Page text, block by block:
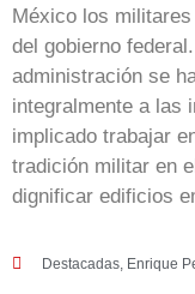
México los
del gobierno
administración se
integralmente a las
implicado trabajar
tradición militar en
dignificar edificios
Destacadas Enrique